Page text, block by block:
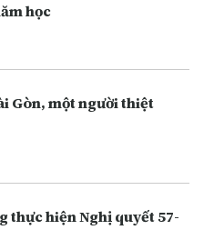
học
Gòn, một người thiệt
thực hiện Nghị quyết 57-